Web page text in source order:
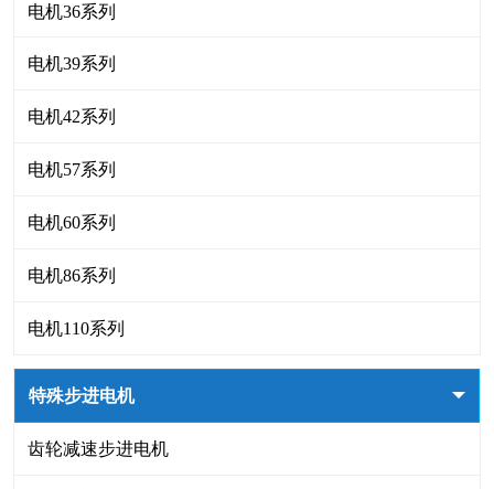
电机36系列
电机39系列
电机42系列
电机57系列
电机60系列
电机86系列
电机110系列
特殊步进电机
齿轮减速步进电机